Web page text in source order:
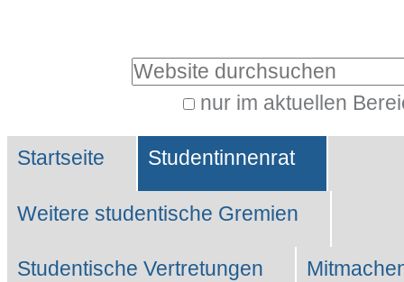
Website durchsuchen
nur im aktuellen
Suche…
Sektionen
Startseite Studentinnenrat
Weitere studentische Gremien
Studentische Vertretungen